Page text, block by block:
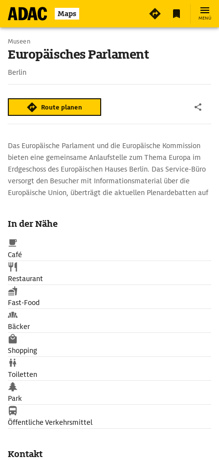
Maps MENÜ
Museen
Europäisches Parlament
Berlin
Route planen
Das Europäische Parlament und die Europäische Kommission
bieten eine gemeinsame Anlaufstelle zum Thema Europa im
Erdgeschoss des Europäischen Hauses Berlin. Das Service-Büro
versorgt den Besucher mit Informationsmaterial über die
Europäische Union, überträgt die aktuellen Plenardebatten auf
Veranstaltungen teilzunehmen.
In der Nähe
Café
Restaurant
Fast-Food
Bäcker
Shopping
Toiletten
Park
Öffentliche Verkehrsmittel
Kontakt